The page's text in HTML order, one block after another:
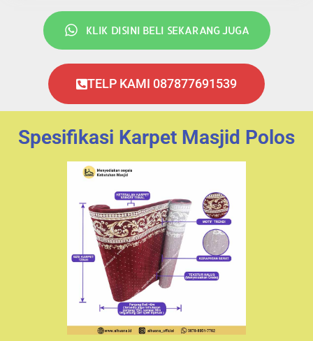
KLIK DISINI BELI SEKARANG JUGA
TELP KAMI 087877691539
Spesifikasi Karpet Masjid Polos